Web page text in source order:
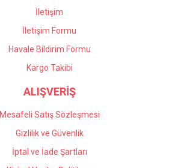
Gönder
İletişim
İletişim Formu
Havale Bildirim Formu
Kargo Takibi
ALIŞVERİŞ
Mesafeli Satış Sözleşmesi
Gizlilik ve Güvenlik
İptal ve İade Şartları